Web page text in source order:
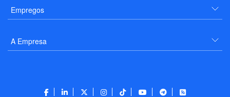
Empregos
A Empresa